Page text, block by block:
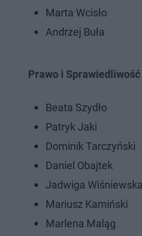
Marta Wcisło
Andrzej Buła
Prawo i Sprawiedliwość
Beata Szydło
Patryk Jaki
Dominik Tarczyński
Daniel Obajtek
Jadwiga Wiśniewska
Mariusz Kamiński
Marlena Maląg